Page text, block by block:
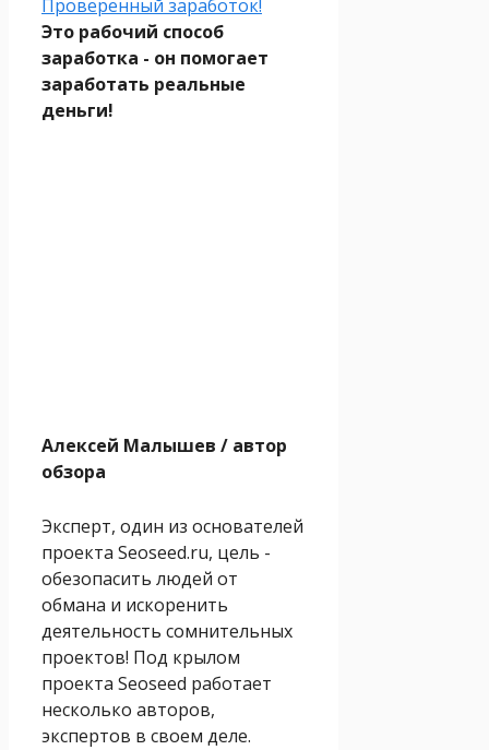
Проверенный заработок!
Это рабочий способ
заработка - он помогает
заработать реальные
деньги!
Алексей Малышев / автор
обзора
Эксперт, один из основателей
проекта Seoseed.ru, цель -
обезопасить людей от
обмана и искоренить
деятельность сомнительных
проектов! Под крылом
проекта Seoseed работает
несколько авторов,
экспертов в своем деле.